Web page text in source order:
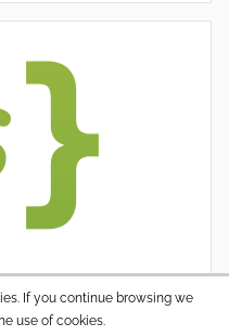
If you continue browsing we
use of cookies.